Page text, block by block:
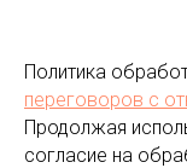
Политика
переговоров с
Продолжая
согласие на